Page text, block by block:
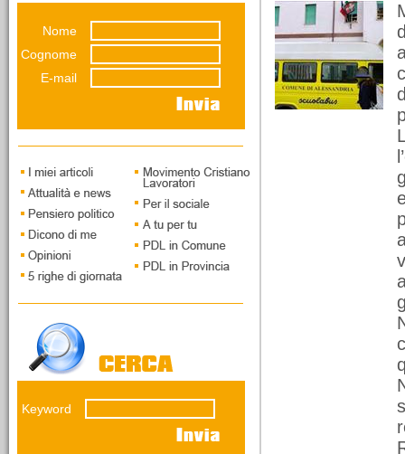
12/03/2026
La lunga impronta del
dissesto
Una decisione presa nel
luglio 2012 pesa ancora
Piercarlo Fabbio di
Massimo Taggiasco
12/03/2026
savana giudiziaria
Il fronte del NO presenta
grandi interpreti della
concezione elastica della
custodia cautelare. Mentre
i giovani del SI' andranno
Nome
Cognome
E-mail
Keyword